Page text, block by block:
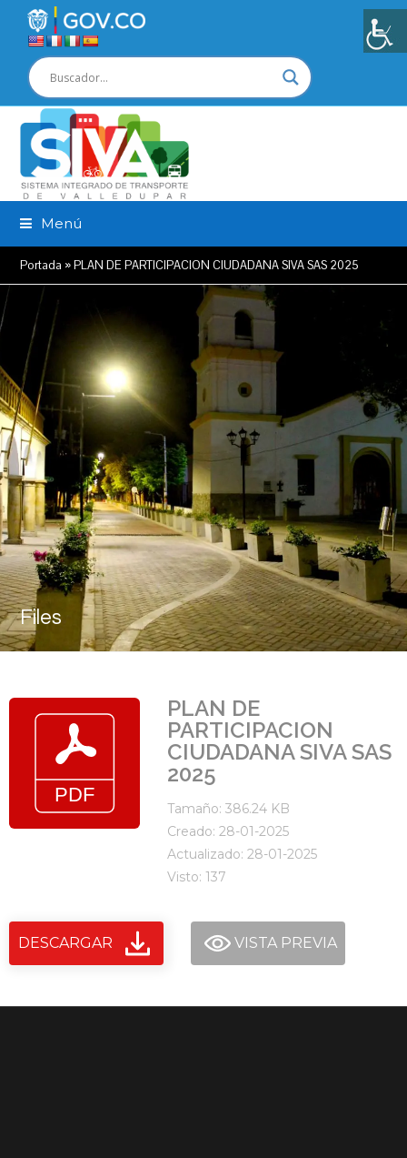
Menú
Portada »PLAN DE PARTICIPACION CIUDADANA SIVA SAS 2025
Files
PLAN DE
PARTICIPACION
CIUDADANA SIVA SAS
2025
Tamaño: 386.24 KB
Creado: 28-01-2025
Actualizado: 28-01-2025
Visto: 137
DESCARGAR VISTA PREVIA